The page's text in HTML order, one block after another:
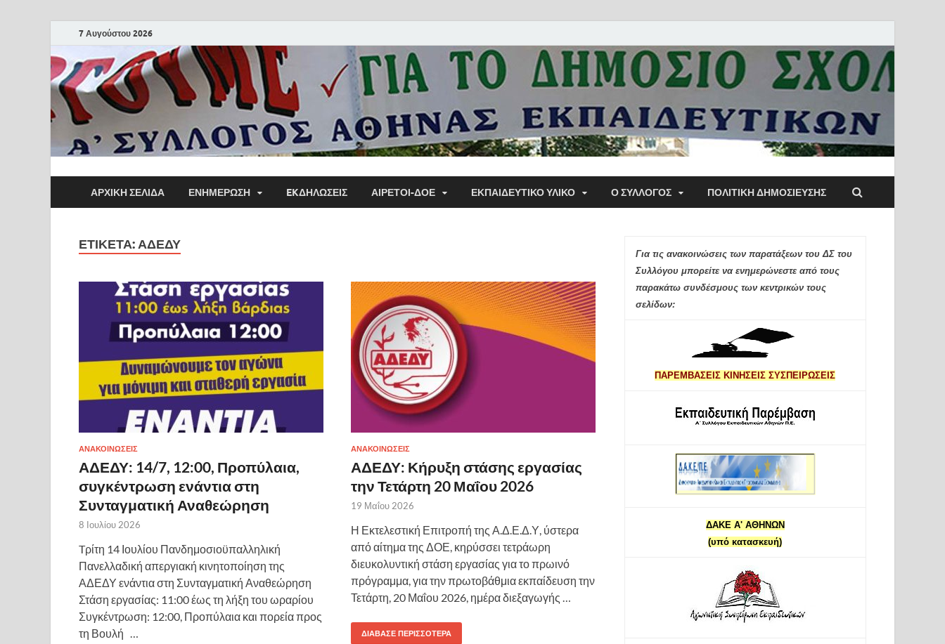
7 Αυγούστου 2026
Α΄ Σύλλογος Αθηνών
Εκπαιδευτικών Π.Ε.
ΑΡΧΙΚΗ ΣΕΛΙΔΑ ΕΝΗΜΕΡΩΣΗ EKΔΗΛΩΣΕΙΣ ΑΙΡΕΤΟΙ-ΔΟΕ ΕΚΠΑΙΔΕΥΤΙΚΌ ΥΛΙΚΌ Ο ΣΥΛΛΟΓΟΣ ΠΟΛΙΤΙΚΉ ΔΗΜΟΣΊΕΥΣΗΣ
ΕΤΙΚΈΤΑ: ΑΔΕΔΥ
ΑΝΑΚΟΙΝΩΣΕΙΣ
ΑΔΕΔΥ: 14/7, 12:00, Προπύλαια,
συγκέντρωση ενάντια στη
Συνταγματική Αναθεώρηση
8 Ιουλίου 2026
Tρίτη 14 Ιουλίου Πανδημοσιοϋπαλληλική
Πανελλαδική απεργιακή κινητοποίηση της
ΑΔΕΔΥ ενάντια στη Συνταγματική Αναθεώρηση
Στάση εργασίας: 11:00 έως τη λήξη του ωραρίου
Συγκέντρωση: 12:00, Προπύλαια και πορεία προς
τη Βουλή …
ΑΝΑΚΟΙΝΩΣΕΙΣ
ΑΔΕΔΥ: Κήρυξη στάσης εργασίας
την Τετάρτη 20 Μαΐου 2026
19 Μαΐου 2026
Η Εκτελεστική Επιτροπή της Α.Δ.Ε.Δ.Υ, ύστερα
από αίτημα της ΔΟΕ, κηρύσσει τετράωρη
διευκολυντική στάση εργασίας για το πρωινό
πρόγραμμα, για την πρωτοβάθμια εκπαίδευση την
Τετάρτη, 20 Μαΐου 2026, ημέρα διεξαγωγής …
ΔΙΆΒΑΣΕ ΠΕΡΙΣΣΌΤΕΡΑ
Για τις ανακοινώσεις των παρατάξεων του ΔΣ του
Συλλόγου μπορείτε να ενημερώνεστε από τους
παρακάτω συνδέσμους των κεντρικών τους
σελίδων:
ΠΑΡΕΜΒΑΣΕΙΣ ΚΙΝΗΣΕΙΣ ΣΥΣΠΕΙΡΩΣΕΙΣ
ΔΑΚΕ Α' ΑΘΗΝΩΝ
(υπό κατασκευή)